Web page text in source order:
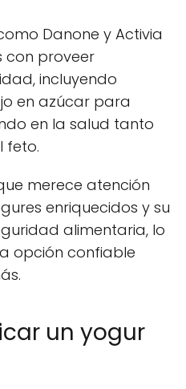
Danone y Activia
con proveer
incluyendo
en azúcar para
en la salud tanto
feto.
merece atención
enriquecidos y su
alimentaria, lo
opción confiable
un yogur